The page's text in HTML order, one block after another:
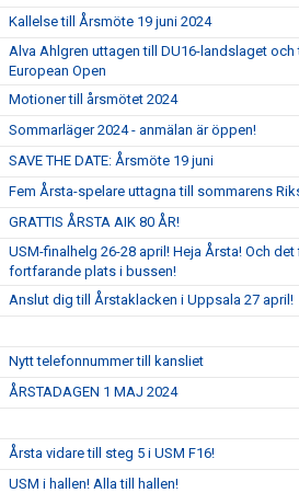
Kallelse till Årsmöte 19 juni 2024
Alva Ahlgren uttagen till DU16-landslaget och
European Open
Motioner till årsmötet 2024
Sommarläger 2024 - anmälan är öppen!
SAVE THE DATE: Årsmöte 19 juni
Fem Årsta-spelare uttagna till sommarens
GRATTIS ÅRSTA AIK 80 ÅR!
USM-finalhelg 26-28 april! Heja Årsta! Och det
fortfarande plats i bussen!
Anslut dig till Årstaklacken i Uppsala 27 april!
Nytt telefonnummer till kansliet
ÅRSTADAGEN 1 MAJ 2024
Årsta vidare till steg 5 i USM F16!
USM i hallen! Alla till hallen!